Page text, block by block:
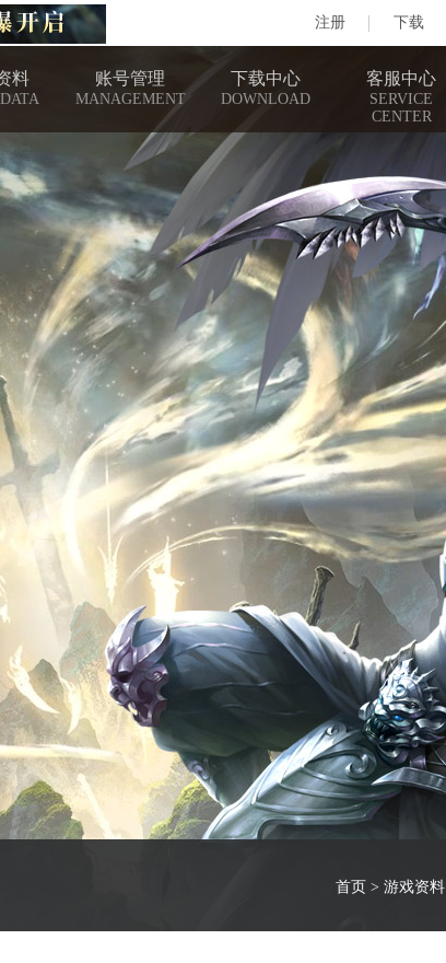
料 账号管理
MANAGEMENT
下载中心
DOWNLOAD
客服中心
SERVICE
CENTER
首页 > 游戏资料